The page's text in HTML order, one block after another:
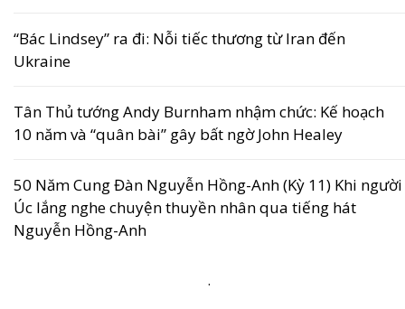
“Bác Lindsey” ra đi: Nỗi tiếc thương từ Iran đến
Ukraine
Tân Thủ tướng Andy Burnham nhậm chức: Kế hoạch
10 năm và “quân bài” gây bất ngờ John Healey
50 Năm Cung Đàn Nguyễn Hồng-Anh (Kỳ 11) Khi người
Úc lắng nghe chuyện thuyền nhân qua tiếng hát
Nguyễn Hồng-Anh
.